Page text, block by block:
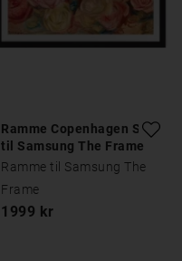
Ramme Copenhagen Sort
til Samsung The Frame
Ramme til Samsung The
Frame
1999 kr